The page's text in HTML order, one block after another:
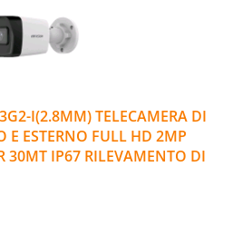
I(2.8MM) TELECAMERA DI
E ESTERNO FULL HD 2MP
30MT IP67 RILEVAMENTO DI